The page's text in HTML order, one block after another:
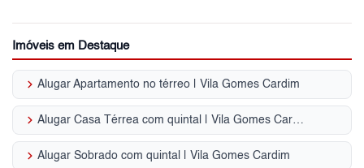
Imóveis em Destaque
keyboard_arrow_right Alugar Apartamento no térreo | Vila Gomes Cardim
keyboard_arrow_right Alugar Casa Térrea com quintal | Vila Gomes Cardim
keyboard_arrow_right Alugar Sobrado com quintal | Vila Gomes Cardim